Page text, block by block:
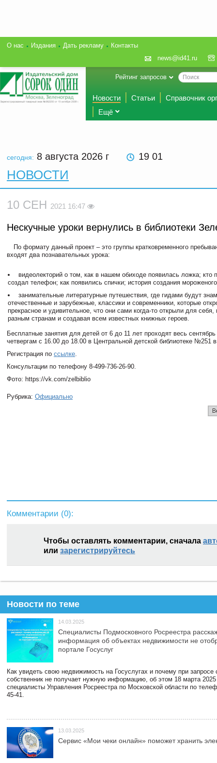
О нас Издания Дать рекламу
Контакты
news@id41.ru
Рейтинг запросов
Новости Статьи
Справочник
Ещё
сегодня: 8 августа 2026 г 19 01
НОВОСТИ
10 СЕН 2021 16:47
Нескучные уроки вернулись в библиотеки
По формату данный проект – это группы кратковременного
входят два познавательных урока:
видеолекторий о том, как в нашем обиходе появилась ложка; кто
создал телефон; как появились спички; история создания
занимательные литературные путешествия, где гидами будут
отечественные и зарубежные, классики и современники, которые
прекрасное и удивительное, что они сами когда-то открыли для себя,
разным странам и создавая всем известных книжных героев.
Бесплатные занятия для детей от 6 до 11 лет проходят весь
четвергам с 16.00 до 18.00 в Центральной детской библиотеке №251
Регистрация по ссылке
Консультации по телефону 8-499-736-26-90.
Фото: https://vk.com/zelbiblio
Рубрика: Официально
Комментарии (0):
Чтобы оставлять комментарии, сначала
или зарегистрируйтесь
Новости по теме
14.03.2025
Специалисты Подмосковного Росреестра
информация об объектах недвижимости не
портале Госуслуг
Как увидеть свою недвижимость на Госуслугах и почему при запросе
собственник не получает нужную информацию, об этом 18 марта 2025
специалисты Управления Росреестра по Московской области по
45-41.
13.03.2025
Сервис «Мои чеки онлайн» поможет хранить